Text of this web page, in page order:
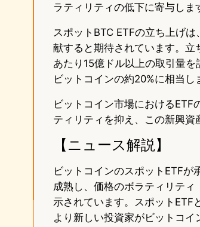
ラティリティの低下に寄与しま
スポットBTC ETFの立ち上げ
献すると期待されています。立
あたり15億ドル以上の取引量
ビットコインの約20%に相当し
ビットコイン市場におけるETF
ティリティを抑え、この新興資
【ニュース解説】
ビットコインのスポットETFが
成熟し、価格のボラティリテ
示されています。スポットETF
より新しい投資家がビットコイ